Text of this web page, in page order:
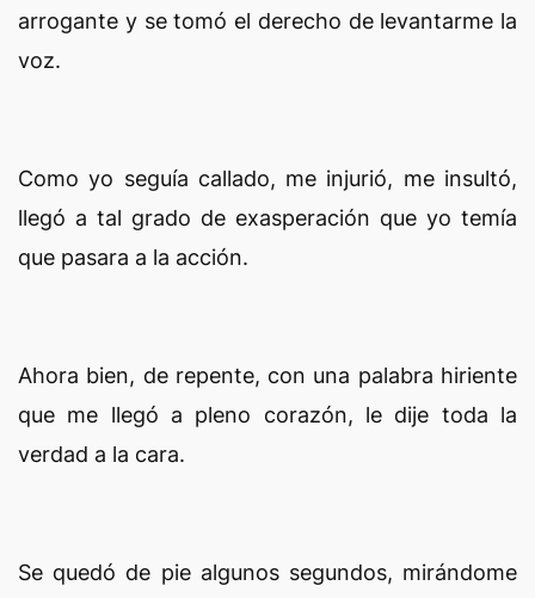
arrogante y se tomó el derecho de levantarme la
voz.
Como yo seguía callado, me injurió, me insultó,
llegó a tal grado de exasperación que yo temía
que pasara a la acción.
Ahora bien, de repente, con una palabra hiriente
que me llegó a pleno corazón, le dije toda la
verdad a la cara.
Se quedó de pie algunos segundos, mirándome